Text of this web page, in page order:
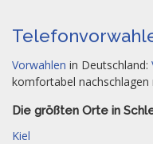
Vorwahlen in Deutschland:
komfortabel nachschlagen
Die größten Orte in
Kiel